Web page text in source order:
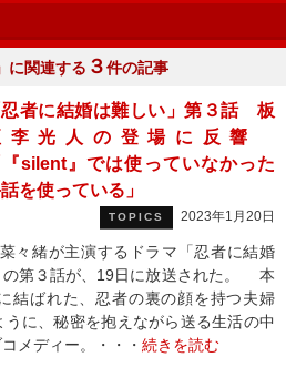
」に関連する ３件の記事
忍者に結婚は難しい」第３話 板
李光人の登場に反響
『silent』では使っていなかった
を使っている」
TOPICS 2023年1月20日
々緒が主演するドラマ「忍者に結婚
の第３話が、19日に放送された。 本
結ばれた、忍者の裏の顔を持つ夫婦
に、秘密を抱えながら送る生活の中
メディー。・・・ 続きを読む